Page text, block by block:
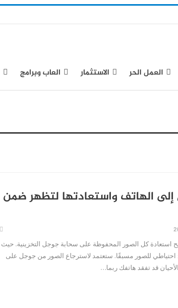
العمل الحر الاستثمار العاب وبرامج
الهاتف واستعادتها لتظهر ضمن
استعادة كل الصور المحفوظة على سحابة جوجل التخزينية. حيث
للصور مسبقًا. ستعتمد لاسترجاع الصور من جوجل على
قد تفقد هاتفك ربما…